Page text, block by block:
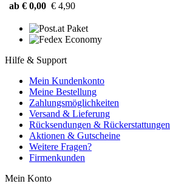
ab € 0,00 € 4,90
Hilfe & Support
Mein Kundenkonto
Meine Bestellung
Zahlungsmöglichkeiten
Versand & Lieferung
Rücksendungen & Rückerstattungen
Aktionen & Gutscheine
Weitere Fragen?
Firmenkunden
Mein Konto